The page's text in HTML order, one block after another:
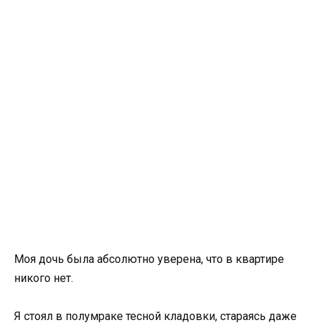
Моя дочь была абсолютно уверена, что в квартире
никого нет.
Я стоял в полумраке тесной кладовки, стараясь даже